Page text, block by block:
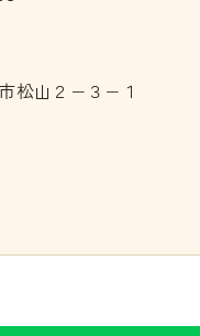
松山２−３−１